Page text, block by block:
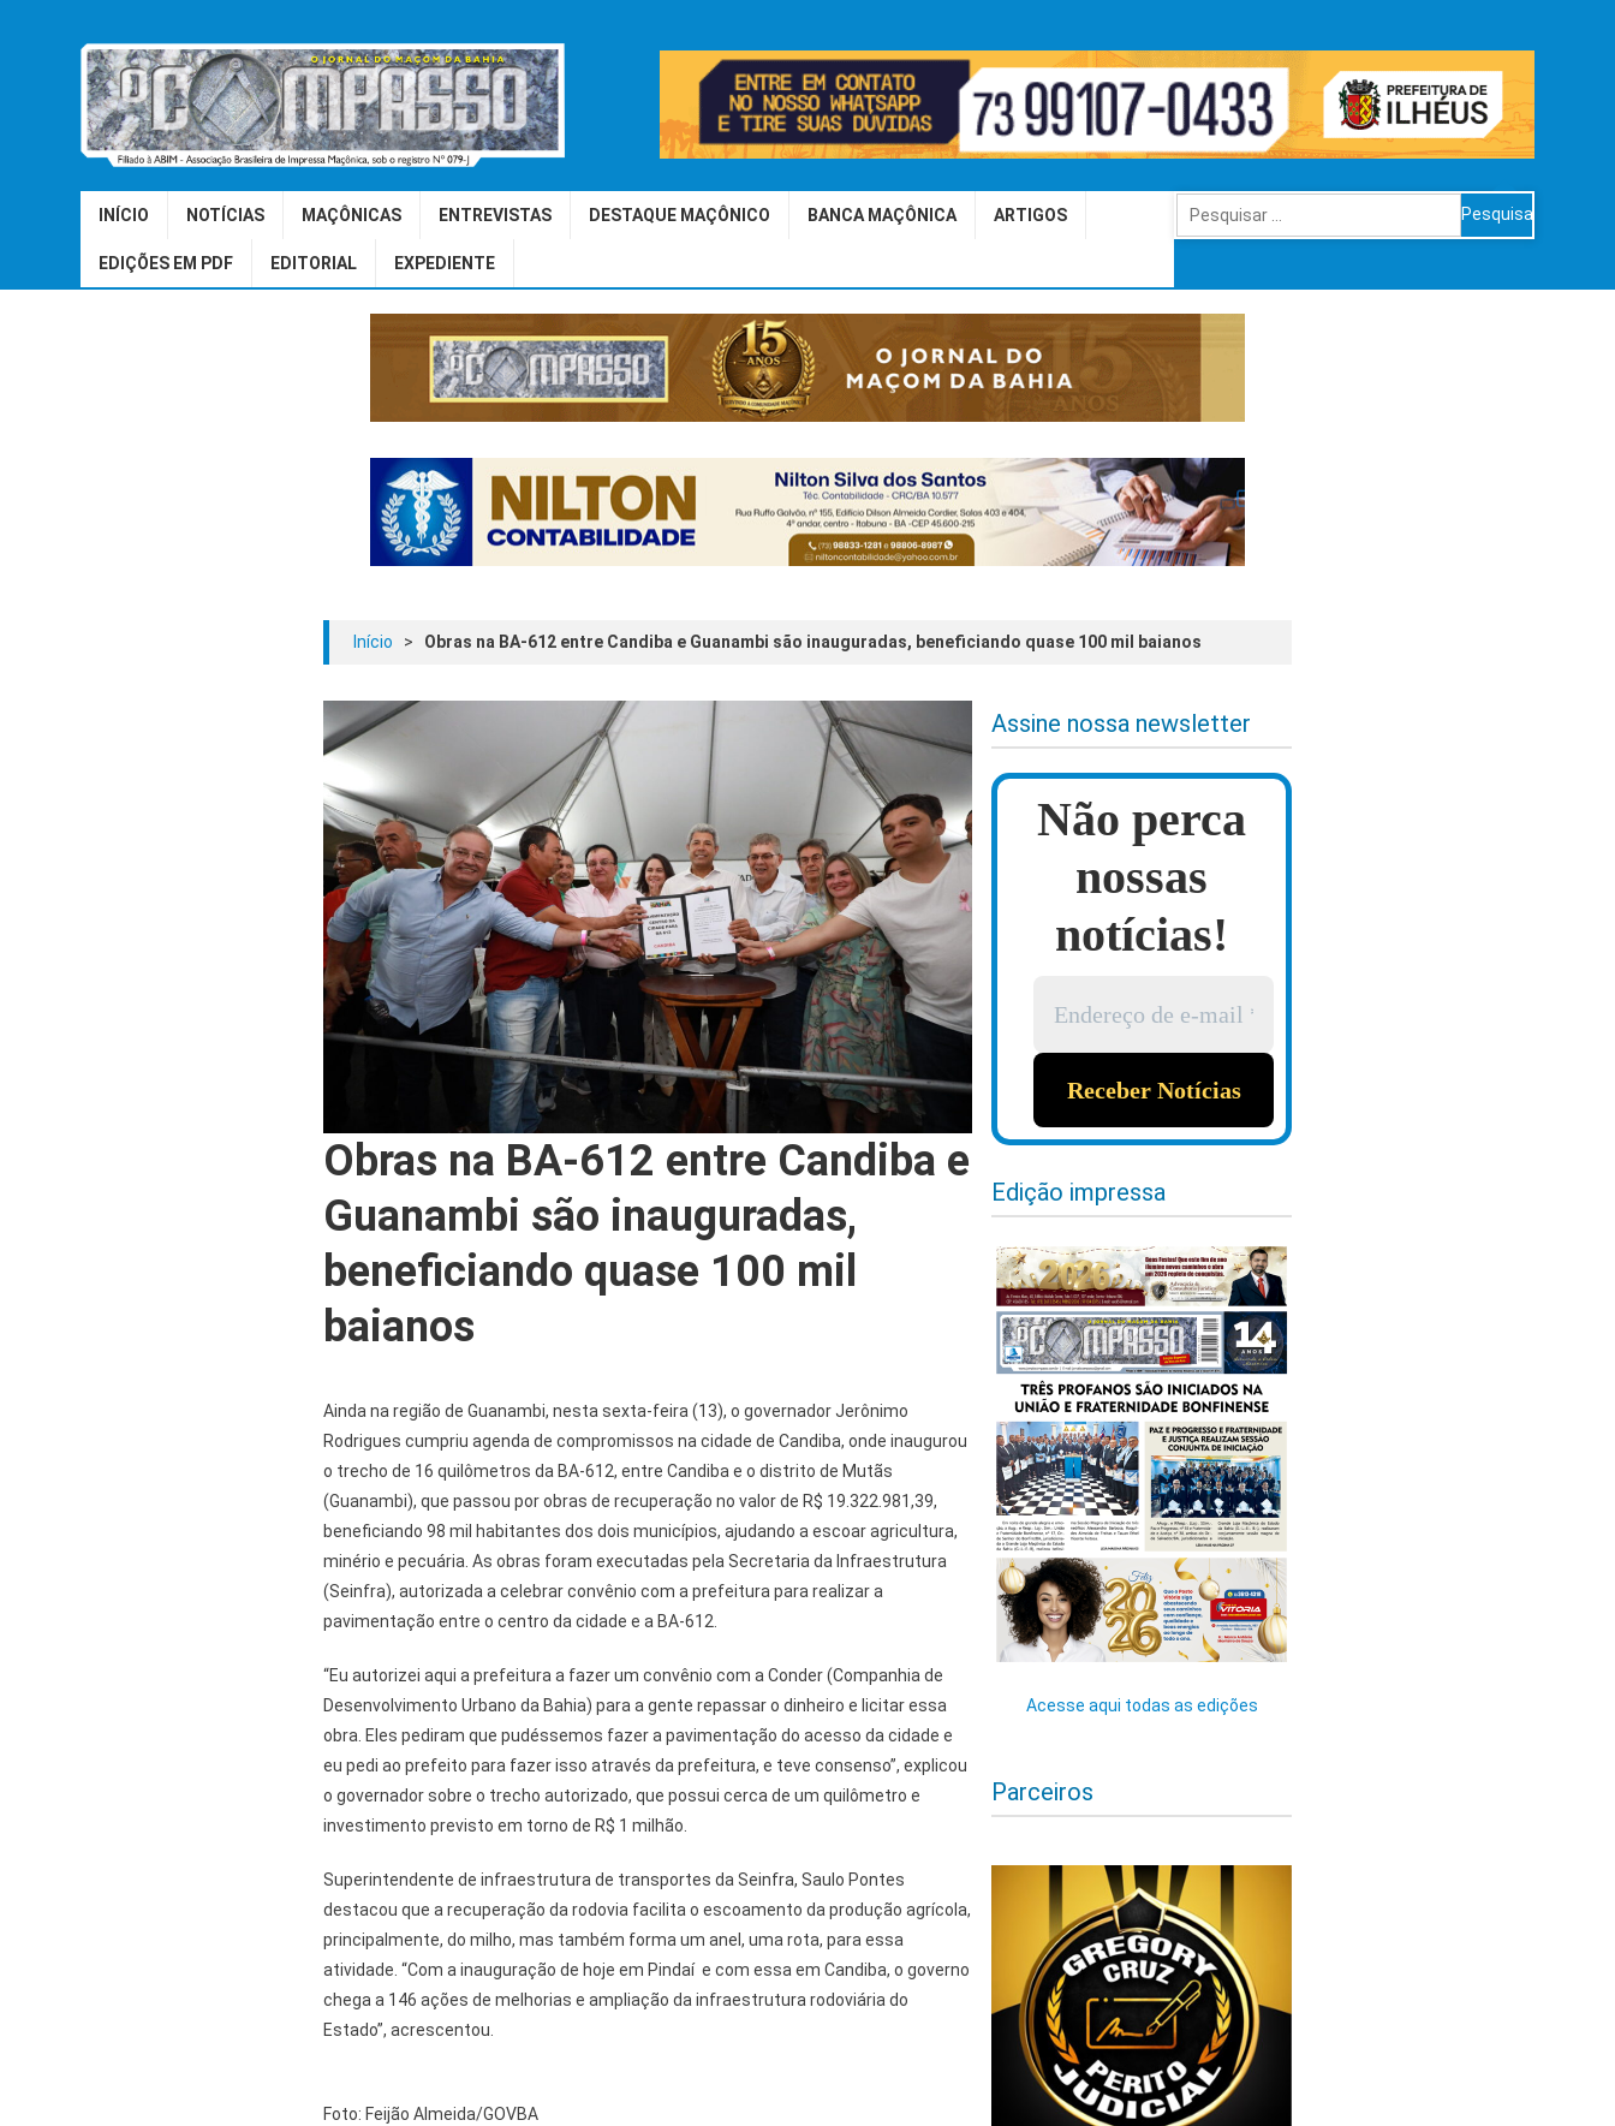
INÍCIO NOTÍCIAS MAÇÔNICAS ENTREVISTAS DESTAQUE MAÇÔNICO BANCA MAÇÔNICA ARTIGOS
EDIÇÕES EM PDF EDITORIAL EXPEDIENTE
Pesquisar
por:
Início > Obras na BA-612 entre Candiba e Guanambi são inauguradas, beneficiando quase 100 mil baianos
Obras na BA-612 entre Candiba e
Guanambi são inauguradas,
beneficiando quase 100 mil
baianos
Ainda na região de Guanambi, nesta sexta-feira (13), o governador Jerônimo
Rodrigues cumpriu agenda de compromissos na cidade de Candiba, onde inaugurou
o trecho de 16 quilômetros da BA-612, entre Candiba e o distrito de Mutãs
(Guanambi), que passou por obras de recuperação no valor de R$ 19.322.981,39,
beneficiando 98 mil habitantes dos dois municípios, ajudando a escoar agricultura,
minério e pecuária. As obras foram executadas pela Secretaria da Infraestrutura
(Seinfra), autorizada a celebrar convênio com a prefeitura para realizar a
pavimentação entre o centro da cidade e a BA-612.
“Eu autorizei aqui a prefeitura a fazer um convênio com a Conder (Companhia de
Desenvolvimento Urbano da Bahia) para a gente repassar o dinheiro e licitar essa
obra. Eles pediram que pudéssemos fazer a pavimentação do acesso da cidade e
eu pedi ao prefeito para fazer isso através da prefeitura, e teve consenso”, explicou
o governador sobre o trecho autorizado, que possui cerca de um quilômetro e
investimento previsto em torno de R$ 1 milhão.
Superintendente de infraestrutura de transportes da Seinfra, Saulo Pontes
destacou que a recuperação da rodovia facilita o escoamento da produção agrícola,
principalmente, do milho, mas também forma um anel, uma rota, para essa
atividade. “Com a inauguração de hoje em Pindaí e com essa em Candiba, o governo
chega a 146 ações de melhorias e ampliação da infraestrutura rodoviária do
Estado”, acrescentou.
Foto: Feijão Almeida/GOVBA
Assine nossa newsletter
Não perca
nossas
notícias!
Edição impressa
Acesse aqui todas as edições
Parceiros